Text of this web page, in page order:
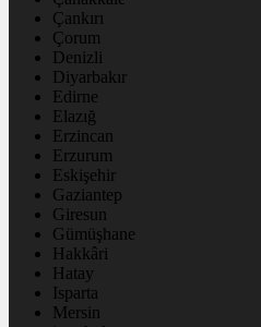
Çankırı
Çorum
Denizli
Diyarbakır
Edirne
Elazığ
Erzincan
Erzurum
Eskişehir
Gaziantep
Giresun
Gümüşhane
Hakkâri
Hatay
Isparta
Mersin